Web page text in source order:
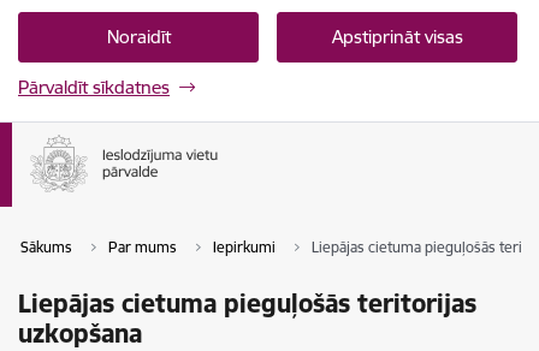
Noraidīt Apstiprināt visas
Pārvaldīt sīkdatnes
Sākums Par mums Iepirkumi Liepājas cietuma pieguļošās
Liepājas cietuma pieguļošās teritorijas
uzkopšana